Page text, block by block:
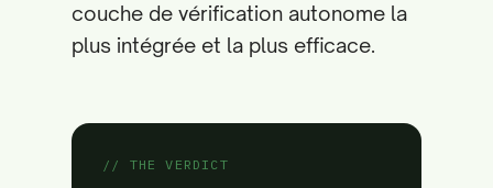
couche de vérification autonome la
plus intégrée et la plus efficace.
// THE VERDICT